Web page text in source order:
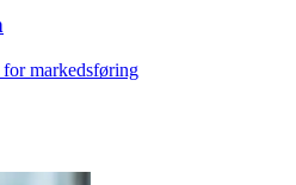
markedsføring